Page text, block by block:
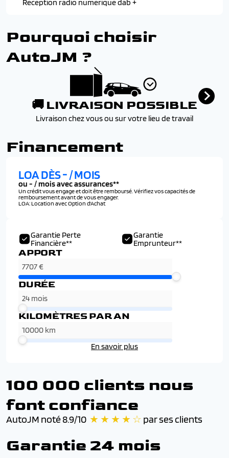
Reception radio numerique dab +
Pourquoi choisir
AutoJM ?
🚚 LIVRAISON POSSIBLE
Livraison chez vous ou sur votre lieu de travail
Financement
Garantie Perte
Financière**
Garantie
Emprunteur**
APPORT
DURÉE
KILOMÈTRES PAR AN
En savoir plus
LOA DÈS-/ MOIS
ou - / mois avec assurances**
Un crédit vous engage et doit être remboursé. Vérifiez vos capacités de
remboursement avant de vous engager.
LOA: Location avec Option d'Achat
100 000 clients nous
font confiance
AutoJM noté 8.9/10 ★ ★ ★ ★ ☆ par ses clients
Garantie 24 mois